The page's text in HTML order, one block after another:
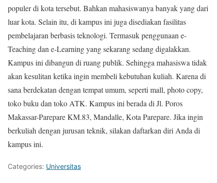
populer di kota tersebut. Bahkan mahasiswanya banyak yang dari
luar kota. Selain itu, di kampus ini juga disediakan fasilitas
pembelajaran berbasis teknologi. Termasuk penggunaan e-
Teaching dan e-Learning yang sekarang sedang digalakkan.
Kampus ini dibangun di ruang publik. Sehingga mahasiswa tidak
akan kesulitan ketika ingin membeli kebutuhan kuliah. Karena di
sana berdekatan dengan tempat umum, seperti mall, photo copy,
toko buku dan toko ATK. Kampus ini berada di Jl. Poros
Makassar-Parepare KM.83, Mandalle, Kota Parepare. Jika ingin
berkuliah dengan jurusan teknik, silakan daftarkan diri Anda di
kampus ini.
Categories: Universitas